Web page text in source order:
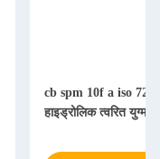
cb spm 10f a iso
हाइड्रोलिक त्वरित युग्मन